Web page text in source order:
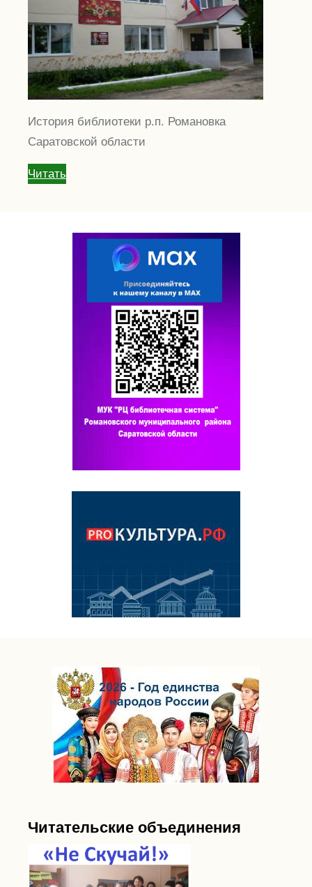
История библиотеки р.п. Романовка
Саратовской области
Читать
Читательские объединения